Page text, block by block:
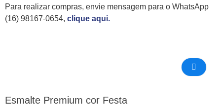
Para realizar compras, envie mensagem para o WhatsApp
(16) 98167-0654, clique aqui.
Esmalte Premium cor Festa